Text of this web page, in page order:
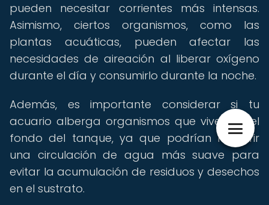
pueden necesitar corrientes más intensas.
Asimismo, ciertos organismos, como las
plantas acuáticas, pueden afectar las
necesidades de aireación al liberar oxígeno
durante el día y consumirlo durante la noche.
Además, es importante considerar si tu
acuario alberga organismos que viven en el
fondo del tanque, ya que podrían requerir
una circulación de agua más suave para
evitar la acumulación de residuos y desechos
en el sustrato.